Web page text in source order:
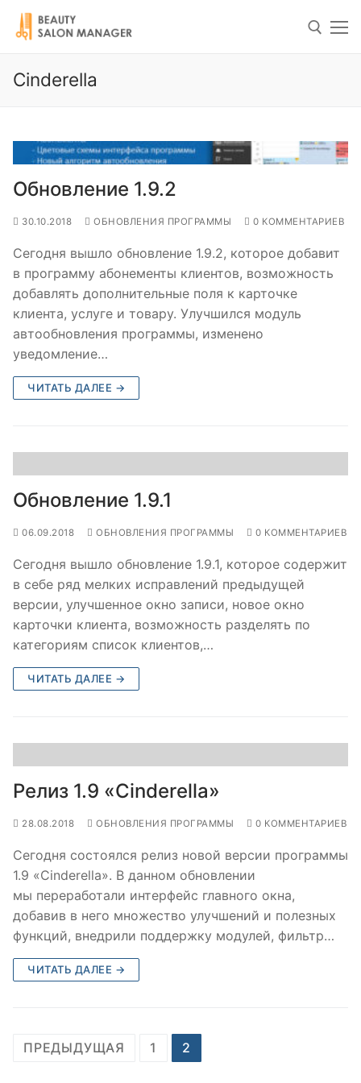
Перейти
Актуальная версия 1.9.9.1
7 (952)1489711
О программе
Возможности
Электронный журнал
Учет сотрудников
Учет товаров
SMS рассылки
Регулярные обновления
Техподдержка
О нас
Новости и акции
Документация
Контакты
Cinderella
Обновление 1.9.2
30.10.2018 ОБНОВЛЕНИЯ ПРОГРАММЫ 0 КОММЕНТАРИЕВ
Сегодня вышло обновление 1.9.2, которое добавит
в программу абонементы клиентов, возможность
добавлять дополнительные поля к карточке
клиента, услуге и товару. Улучшился модуль
автообновления программы, изменено
уведомление…
ЧИТАТЬ ДАЛЕЕ →
Обновление 1.9.1
06.09.2018 ОБНОВЛЕНИЯ ПРОГРАММЫ 0 КОММЕНТАРИЕВ
Сегодня вышло обновление 1.9.1, которое содержит
в себе ряд мелких исправлений предыдущей
версии, улучшенное окно записи, новое окно
карточки клиента, возможность разделять по
категориям список клиентов,…
ЧИТАТЬ ДАЛЕЕ →
Релиз 1.9 «Cinderella»
28.08.2018 ОБНОВЛЕНИЯ ПРОГРАММЫ 0 КОММЕНТАРИЕВ
Сегодня состоялся релиз новой версии программы
1.9 «Cinderella». В данном обновлении
мы переработали интерфейс главного окна,
добавив в него множество улучшений и полезных
функций, внедрили поддержку модулей, фильтр…
ЧИТАТЬ ДАЛЕЕ →
Навигация
ПРЕДЫДУЩАЯ 1 2